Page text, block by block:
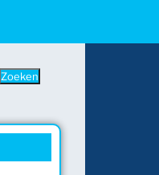
Zoeken